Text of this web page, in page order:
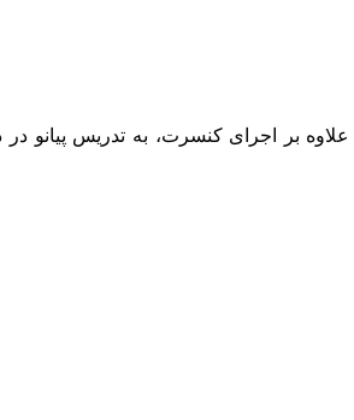
بر اجرای کنسرت، به تدریس پیانو در